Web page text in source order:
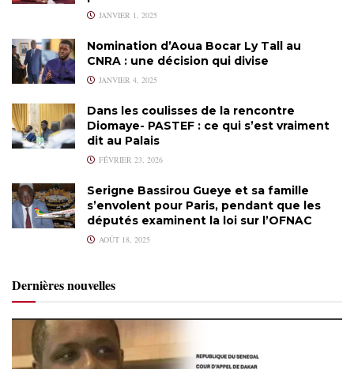
JANVIER 1, 2025
Nomination d’Aoua Bocar Ly Tall au
CNRA : une décision qui divise
JANVIER 4, 2025
Dans les coulisses de la rencontre
Diomaye- PASTEF : ce qui s’est vraiment
dit au Palais
FÉVRIER 23, 2026
Serigne Bassirou Gueye et sa famille
s’envolent pour Paris, pendant que les
députés examinent la loi sur l’OFNAC
AOÛT 18, 2025
Dernières nouvelles